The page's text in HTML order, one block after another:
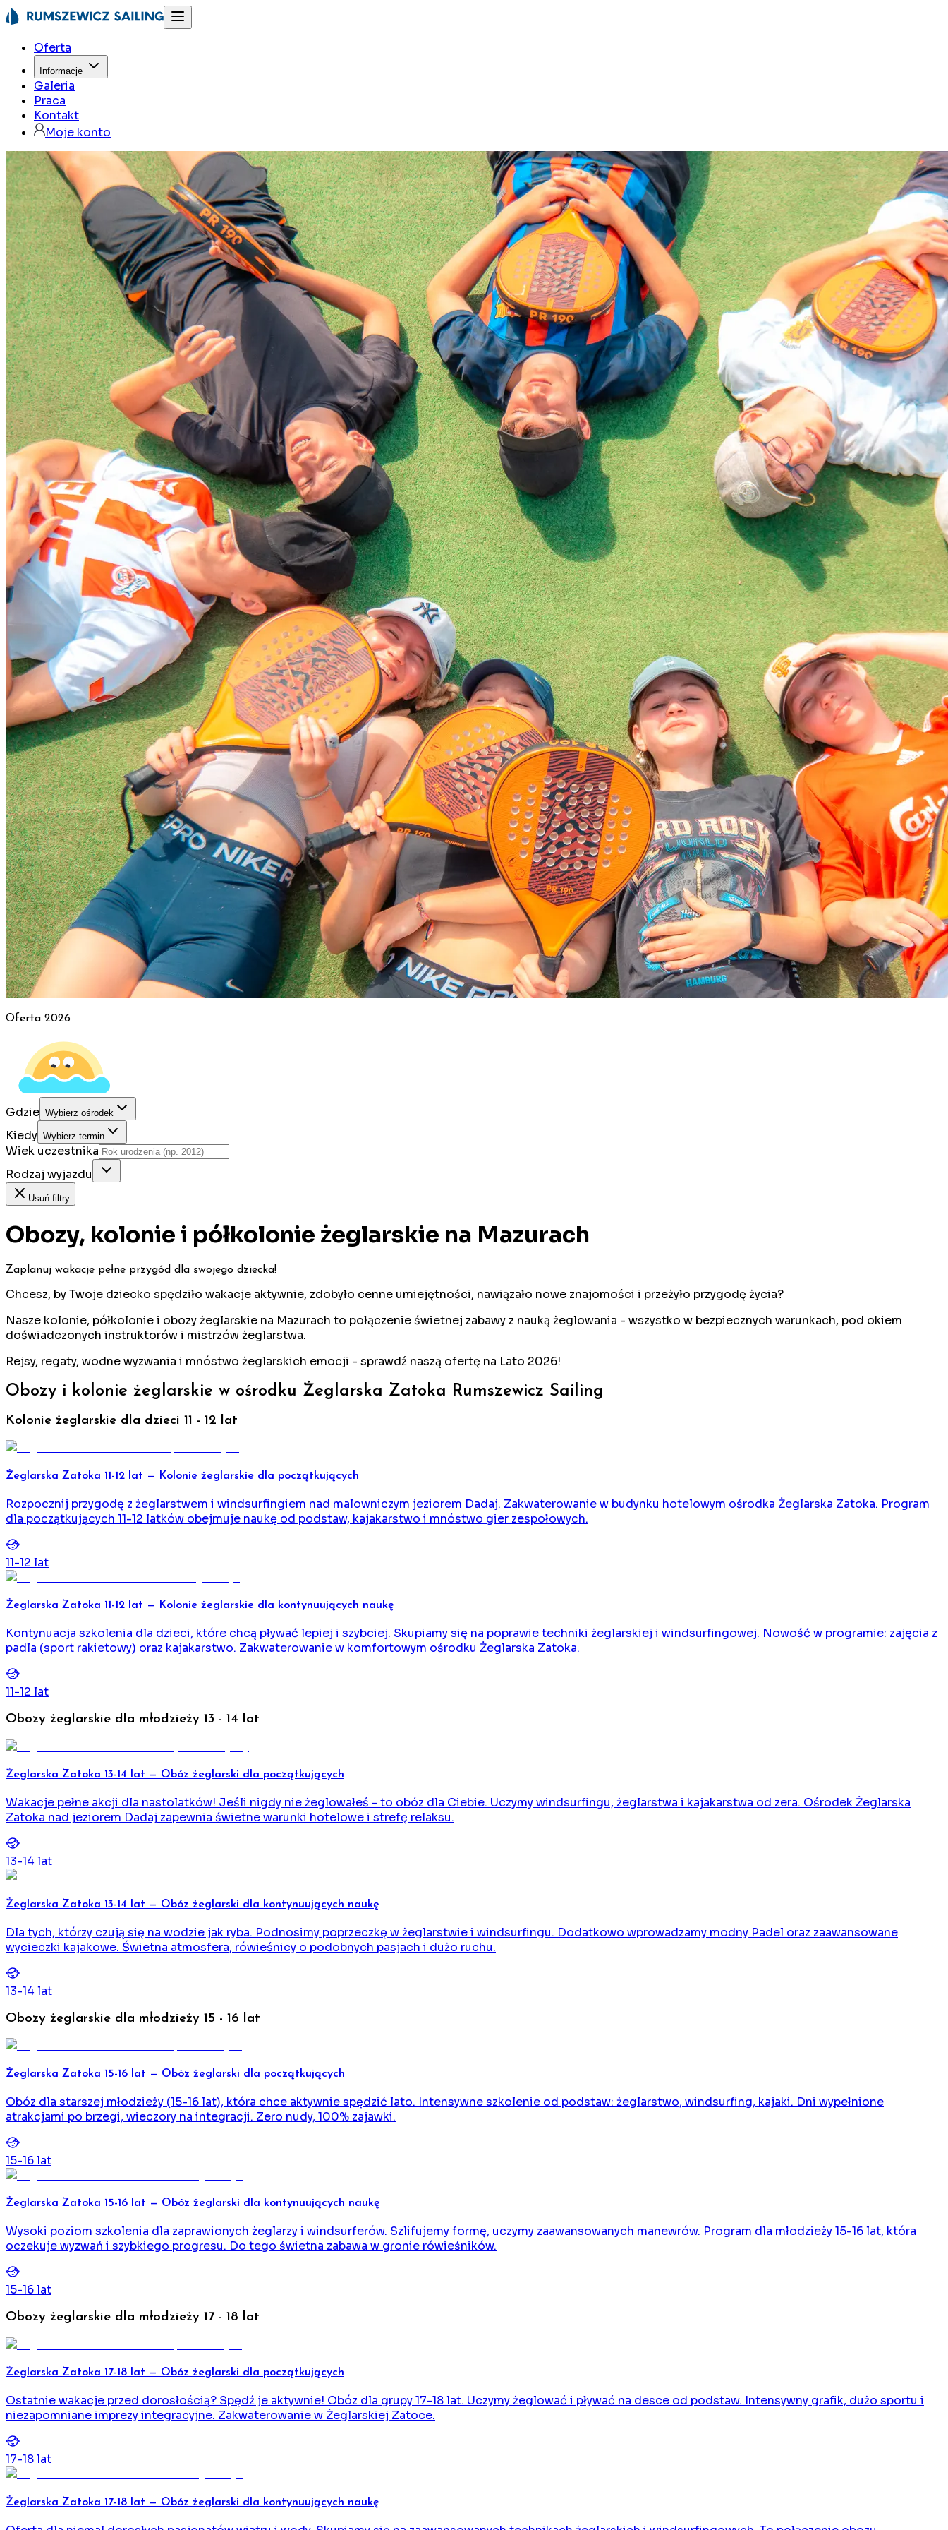
Oferta
Informacje
Galeria
Praca
Kontakt
Moje konto
Oferta 2026
Gdzie Wybierz ośrodek
Kiedy Wybierz termin
Wiek uczestnika
Rodzaj wyjazdu
Usuń filtry
Obozy, kolonie i półkolonie żeglarskie na Mazurach
Zaplanuj wakacje pełne przygód dla swojego dziecka!
Chcesz, by Twoje dziecko spędziło wakacje aktywnie, zdobyło cenne umiejętności, nawiązało nowe znajomości i przeżyło przygodę życia?
Nasze kolonie, półkolonie i obozy żeglarskie na Mazurach to połączenie świetnej zabawy z nauką żeglowania - wszystko w bezpiecznych warunkach, pod okiem
doświadczonych instruktorów i mistrzów żeglarstwa.
Rejsy, regaty, wodne wyzwania i mnóstwo żeglarskich emocji - sprawdź naszą ofertę na Lato 2026!
Obozy i kolonie żeglarskie w ośrodku Żeglarska Zatoka Rumszewicz Sailing
Kolonie żeglarskie dla dzieci 11 - 12 lat
Żeglarska Zatoka 11-12 lat — Kolonie żeglarskie dla początkujących
Rozpocznij przygodę z żeglarstwem i windsurfingiem nad malowniczym jeziorem Dadaj. Zakwaterowanie w budynku hotelowym ośrodka Żeglarska Zatoka. Program
dla początkujących 11-12 latków obejmuje naukę od podstaw, kajakarstwo i mnóstwo gier zespołowych.
11-12 lat
Żeglarska Zatoka 11-12 lat — Kolonie żeglarskie dla kontynuujących naukę
Kontynuacja szkolenia dla dzieci, które chcą pływać lepiej i szybciej. Skupiamy się na poprawie techniki żeglarskiej i windsurfingowej. Nowość w programie: zajęcia z
padla (sport rakietowy) oraz kajakarstwo. Zakwaterowanie w komfortowym ośrodku Żeglarska Zatoka.
11-12 lat
Obozy żeglarskie dla młodzieży 13 - 14 lat
Żeglarska Zatoka 13-14 lat — Obóz żeglarski dla początkujących
Wakacje pełne akcji dla nastolatków! Jeśli nigdy nie żeglowałeś - to obóz dla Ciebie. Uczymy windsurfingu, żeglarstwa i kajakarstwa od zera. Ośrodek Żeglarska
Zatoka nad jeziorem Dadaj zapewnia świetne warunki hotelowe i strefę relaksu.
13-14lat
Żeglarska Zatoka 13-14 lat — Obóz żeglarski dla kontynuujących naukę
Dla tych, którzy czują się na wodzie jak ryba. Podnosimy poprzeczkę w żeglarstwie i windsurfingu. Dodatkowo wprowadzamy modny Padel oraz zaawansowane
wycieczki kajakowe. Świetna atmosfera, rówieśnicy o podobnych pasjach i dużo ruchu.
13-14lat
Obozy żeglarskie dla młodzieży 15 - 16 lat
Żeglarska Zatoka 15-16 lat — Obóz żeglarski dla początkujących
Obóz dla starszej młodzieży (15-16 lat), która chce aktywnie spędzić lato. Intensywne szkolenie od podstaw: żeglarstwo, windsurfing, kajaki. Dni wypełnione
atrakcjami po brzegi, wieczory na integracji. Zero nudy, 100% zajawki.
15-16lat
Żeglarska Zatoka 15-16 lat — Obóz żeglarski dla kontynuujących naukę
Wysoki poziom szkolenia dla zaprawionych żeglarzy i windsurferów. Szlifujemy formę, uczymy zaawansowanych manewrów. Program dla młodzieży 15-16 lat, która
oczekuje wyzwań i szybkiego progresu. Do tego świetna zabawa w gronie rówieśników.
15-16lat
Obozy żeglarskie dla młodzieży 17 - 18 lat
Żeglarska Zatoka 17-18 lat — Obóz żeglarski dla początkujących
Ostatnie wakacje przed dorosłością? Spędź je aktywnie! Obóz dla grupy 17-18 lat. Uczymy żeglować i pływać na desce od podstaw. Intensywny grafik, dużo sportu i
niezapomniane imprezy integracyjne. Zakwaterowanie w Żeglarskiej Zatoce.
17-18lat
Żeglarska Zatoka 17-18 lat — Obóz żeglarski dla kontynuujących naukę